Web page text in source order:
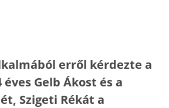
erről kérdezte a
Gelb Ákost és a
Szigeti Rékát a